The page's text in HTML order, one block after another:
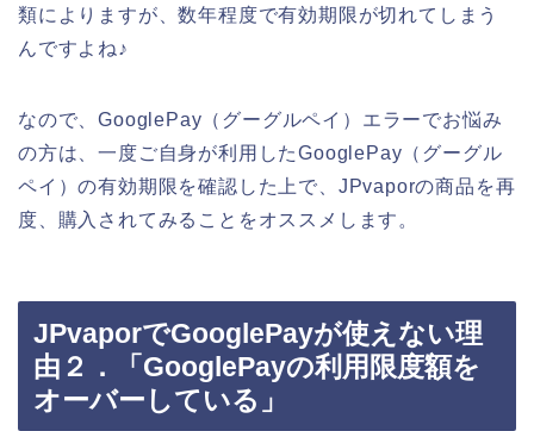
類によりますが、数年程度で有効期限が切れてしまう
んですよね♪
なので、GooglePay（グーグルペイ）エラーでお悩み
の方は、一度ご自身が利用したGooglePay（グーグル
ペイ）の有効期限を確認した上で、JPvaporの商品を再
度、購入されてみることをオススメします。
JPvaporでGooglePayが使えない理
由２．「GooglePayの利用限度額を
オーバーしている」